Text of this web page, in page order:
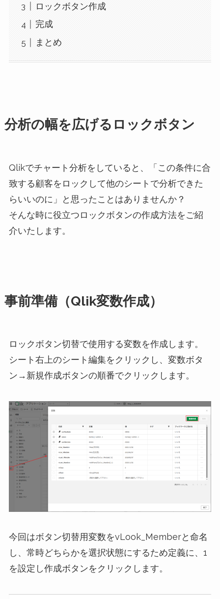
ロックボタン作成
完成
まとめ
分析の幅を広げるロックボタン
Qlikでチャート分析をしていると、「この条件に合
致する顧客をロックして他のシートで分析できた
らいいのに」と思ったことはありませんか？
そんな時に役立つロックボタンの作成方法をご紹
介いたします。
事前準備（Qlik変数作成）
ロックボタン切替で使用する変数を作成します。
シート右上のシート編集をクリックし、変数ボタ
ン→新規作成ボタンの順番でクリックします。
今回はボタン切替用変数をvLook_Memberと命名
し、常時どちらかを選択状態にするため定義に、1
を設定し作成ボタンをクリックします。